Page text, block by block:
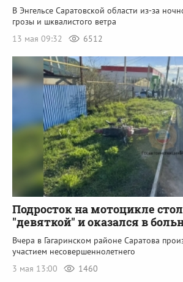
В Энгельсе Саратовской области из-за
грозы и шквалистого ветра
13 мая 09:32
6512
Подросток на мотоцикле
"девяткой" и оказался в
Вчера в Гагаринском районе Саратова
участием несовершеннолетнего
3 мая 13:00
1460